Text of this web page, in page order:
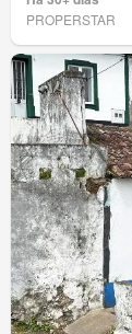
PROPERSTAR